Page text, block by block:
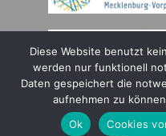
Gefördert
Diese Website benutzt
werden nur funktionell
Daten gespeichert die
aufnehmen zu
Ok
Cookies